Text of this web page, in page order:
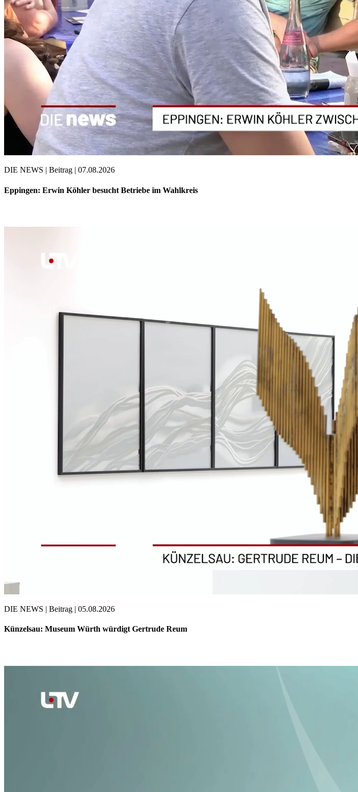
DIE NEWS | Beitrag | 07.08.2026
Eppingen: Erwin Köhler besucht Betriebe im Wahlkreis
DIE NEWS | Beitrag | 05.08.2026
Künzelsau: Museum Würth würdigt Gertrude Reum